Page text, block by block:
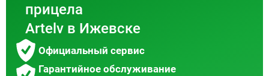
прицела
Artelv в Ижевске
Официальный сервис
Гарантийное обслуживание